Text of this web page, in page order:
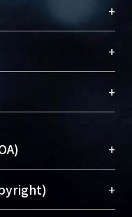
+
永久珍藏及向國際
能量，圖書館整合
）不同功能平
。期能整合研
researcher
integrates the
with “Academic
+
+
+
訊取用性的社會運
研究著作公開供使
+